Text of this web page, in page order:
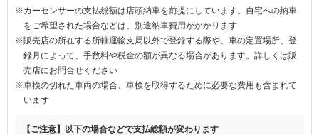
※カーセンサーの支払総額は店頭納車を前提にしています。自宅への納車
をご希望された場合などは、別途納車費用がかかります
※販売店の所在する所轄運輸支局以外で登録する際や、車の定置場所、登
録月によって、手数料や税金の額が異なる場合があります。詳しくは販
売店にお問合せください
※車検の切れた車両の場合、車検を取得するために必要な費用も含まれて
います
【ご注意】以下の場合などで支払総額が変わります